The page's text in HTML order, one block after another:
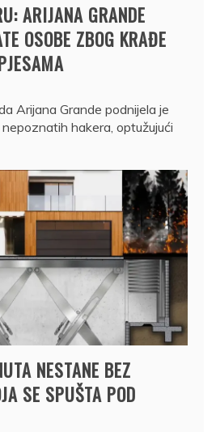
ARIJANA GRANDE
OSOBE ZBOG KRAĐE
Arijana Grande podnijela je
hakera, optužujući
NESTANE BEZ
SE SPUŠTA POD